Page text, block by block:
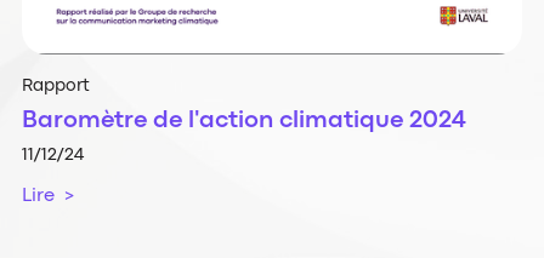
Rapport
Baromètre de l'action climatique 2024
11/12/24
Lire >